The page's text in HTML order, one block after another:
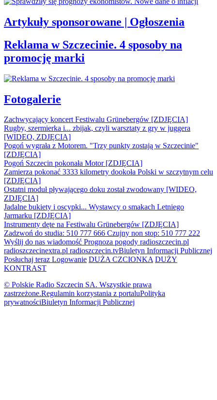
Artykuły sponsorowane | Ogłoszenia
Reklama w Szczecinie. 4 sposoby na
promocję marki
Fotogalerie
Zachwycający koncert Festiwalu Grünebergów [ZDJĘCIA]
Rugby, szermierka i... zbijak, czyli warsztaty z gry w juggera
[WIDEO, ZDJĘCIA]
Pogoń wygrała z Motorem. "Trzy punkty zostają w Szczecinie"
[ZDJĘCIA]
Pogoń Szczecin pokonała Motor [ZDJĘCIA]
Zamierza pokonać 3333 kilometry dookoła Polski w szczytnym celu
[ZDJĘCIA]
Ostatni moduł pływającego doku został zwodowany [WIDEO,
ZDJĘCIA]
Jadalne bukiety i oscypki... Wystawcy o smakach Letniego
Jarmarku [ZDJĘCIA]
Instrumenty dęte na Festiwalu Grünebergów [ZDJĘCIA]
Zadzwoń do studia: 510 777 666 Czujny non stop: 510 777 222
Wyślij do nas wiadomość Prognoza pogody radioszczecin.pl
radioszczecinextra.pl radioszczecin.tvBiuletyn Informacji Publicznej
Posłuchaj teraz Logowanie DUŻA CZCIONKA DUŻY
KONTRAST
© Polskie Radio Szczecin SA. Wszystkie prawa
zastrzeżone.Regulamin korzystania z portaluPolityka
prywatnościBiuletyn Informacji Publicznej